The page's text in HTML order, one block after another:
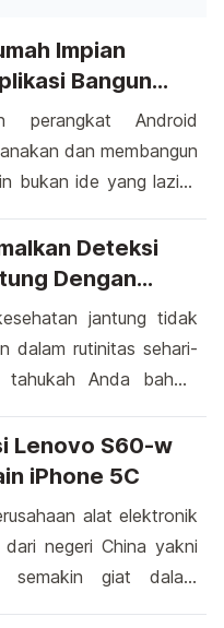
Impian
Bangun
perangkat Android
dan membangun
bukan ide yang lazim,
kemudahan ini ke
kita. Aplikasi
inovatif bagi mereka
kenyataan. Tanpa
dapat mulai […]
Deteksi
Dengan
Langkah
Keamanan
jantung tidak
dalam rutinitas sehari-
tahukah Anda bahwa
memudahkan kita
detak jantung
dan sensor di
kini Anda dapat
"cek detak jantung
Lenovo S60-w
iPhone 5C
alat elektronik
negeri China yakni
semakin giat dalam